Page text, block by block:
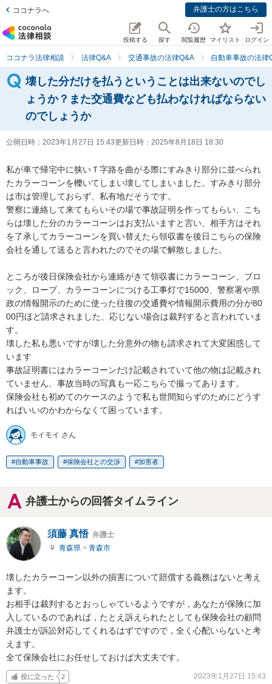
ココナラへ 弁護士の方はこちら
投稿する 探す 閲覧履歴 マイリスト ログイン
ココナラ法律相談 法律Q&A 交通事故の法律Q&A 自動車事故の法律
壊した分だけを払うということは出来ないのでし
ょうか？また交通費なども払わなければならない
のでしょうか
公開日時： 2023年1月27日 15:43更新日時： 2025年8月18日 18:30
私が車で帰宅中に狭いＴ字路を曲がる際にすみきり部分に並べられ
たカラーコーンを轢いてしまい壊してしまいました。すみきり部分
は市は管理しておらず、私有地だそうです。
警察に連絡して来てもらいその場で事故証明を作ってもらい、こち
らは壊した分のカラーコーンはお支払いますと言い、相手方はそれ
を了承してカラーコーンを買い替えたら領収書を後日こちらの保険
会社を通して送ると言われたのでその場で解散しました。
ところが後日保険会社から連絡がきて領収書にカラーコーン、ブロ
ック、ロープ、カラーコーンにつける工事灯で15000、警察署や県
政の情報開示のために使った往復の交通費や情報開示費用の分が80
00円ほど請求されました、応じない場合は裁判すると言われていま
す。
壊した私も悪いですが壊した分意外の物も請求されて大変困惑して
います
事故証明書にはカラーコーンだけ記載されていて他の物は記載され
ていません、事故当時の写真も一応こちらで撮ってあります。
保険会社も初めてのケースのようで私も世間知らずのためにどうす
ればいいのかわからなくて困っています。
モイモイ さん
自動車事故 保険会社との交渉 加害者
弁護士からの回答タイムライン
須藤 真悟 弁護士
青森県 > 青森市
壊したカラーコーン以外の損害について賠償する義務はないと考え
ます。
お相手は裁判するとおっしゃているようですが，あなたが保険に加
入しているのであれば，たとえ訴えられたとしても保険会社の顧問
弁護士が訴訟対応してくれるはずですので，全く心配いらないと考
えます。
全て保険会社にお任せしておけば大丈夫です。
役に立った 2 2023年1月27日 15:43